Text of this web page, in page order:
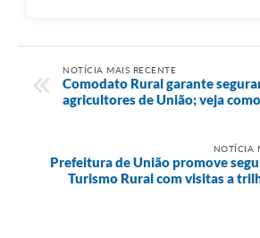
NOTÍCIA MAIS RECENTE
Comodato Rural garante
agricultores de União; veja
NOTÍCIA
Prefeitura de União promove
Turismo Rural com visitas a